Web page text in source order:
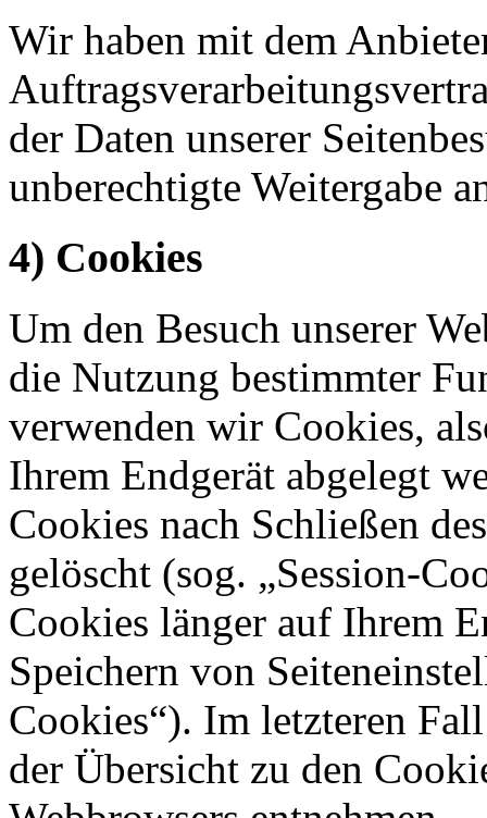
Wir haben mit dem
der Daten unserer
unberechtigte Weitergabe
4) Cookies
Um den Besuch unserer
die Nutzung bestimmter
verwenden wir Cookies,
Ihrem Endgerät abgelegt
Cookies nach Schließen
gelöscht (sog. „Session-
Cookies länger auf Ihrem
Speichern von
Cookies“). Im letzteren
der Übersicht zu den